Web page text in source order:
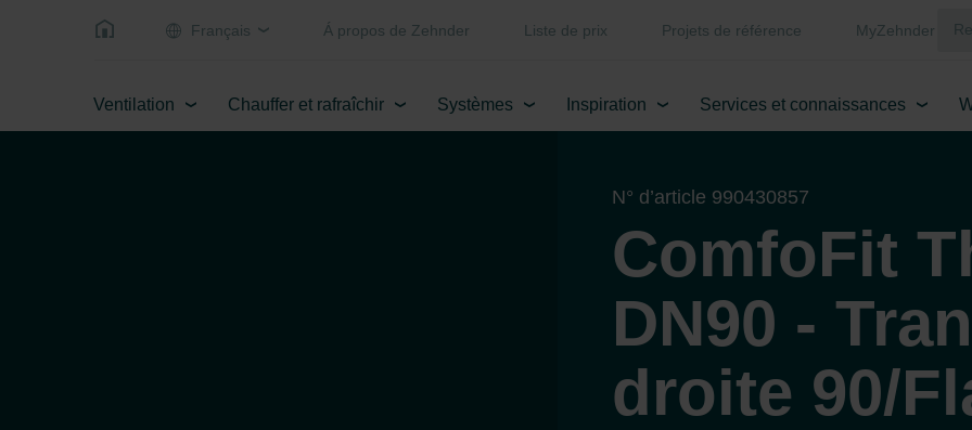
Français Á propos de Zehnder Liste de prix Projets de référence MyZehnder
Ventilation Chauffer et rafraîchir Systèmes Inspiration Services et connaissances
N° d’article 990430857
ComfoFit
DN90 -
droite 90/